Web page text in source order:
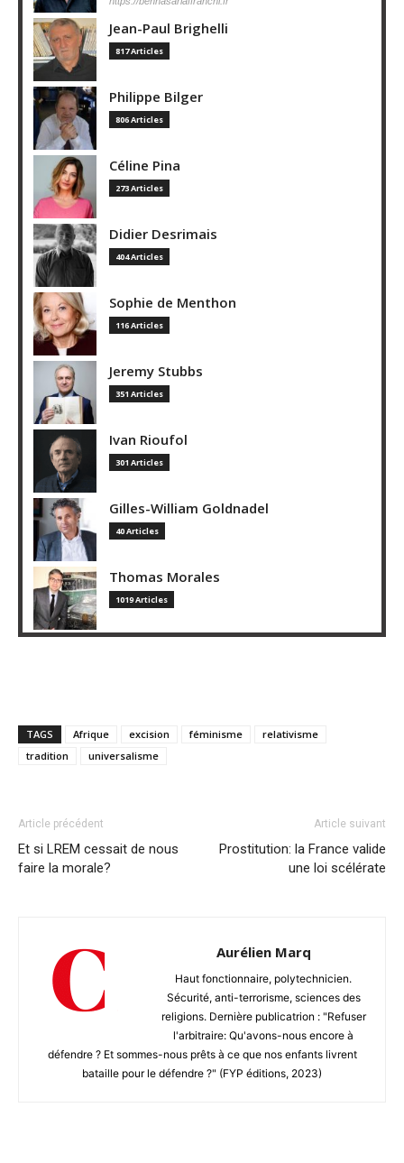
Jean-Paul Brighelli
817 Articles
Philippe Bilger
806 Articles
Céline Pina
273 Articles
Didier Desrimais
404 Articles
Sophie de Menthon
116 Articles
Jeremy Stubbs
351 Articles
Ivan Rioufol
301 Articles
Gilles-William Goldnadel
40 Articles
Thomas Morales
1019 Articles
TAGS Afrique excision féminisme
relativisme
tradition
universalisme
Article précédent
Et si LREM cessait de nous
faire la morale?
Article suivant
Prostitution: la France valide
une loi scélérate
Aurélien Marq
Haut fonctionnaire, polytechnicien.
Sécurité, anti-terrorisme, sciences des
religions. Dernière publicatrion : "Refuser
l'arbitraire: Qu'avons-nous encore à
défendre ? Et sommes-nous prêts à ce que nos enfants livrent
bataille pour le défendre ?" (FYP éditions, 2023)